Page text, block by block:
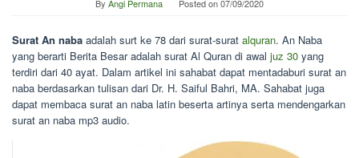
By Angi Permana Posted on07/09/2020
Surat An naba adalah surt ke 78 dari surat-surat alquran. An Naba
yang berarti Berita Besar adalah surat Al Quran di awal juz 30 yang
terdiri dari 40 ayat. Dalam artikel ini sahabat dapat mentadaburi surat an
naba berdasarkan tulisan dari Dr. H. Saiful Bahri, MA. Sahabat juga
dapat membaca surat an naba latin beserta artinya serta mendengarkan
surat an naba mp3 audio.